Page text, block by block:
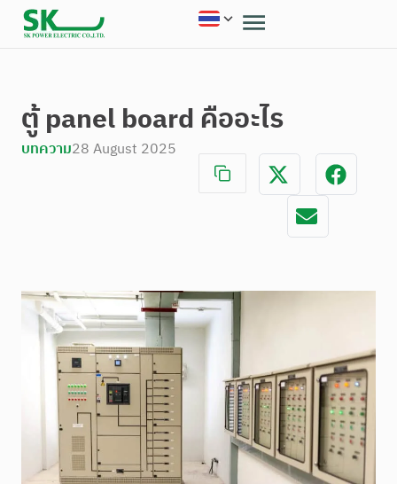
ตู้ panel board คืออะไร
บทความ28 August 2025